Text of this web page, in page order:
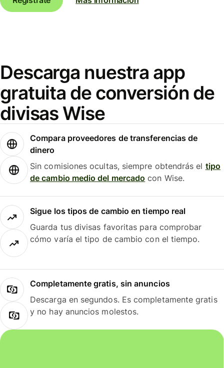
Descarga nuestra app
gratuita de conversión de
divisas Wise
Compara proveedores de transferencias de
dinero
Sin comisiones ocultas, siempre obtendrás el tipo
de cambio medio del mercado con Wise.
Sigue los tipos de cambio en tiempo real
Guarda tus divisas favoritas para comprobar
cómo varía el tipo de cambio con el tiempo.
Completamente gratis, sin anuncios
Descarga en segundos. Es completamente gratis
y no hay anuncios molestos.